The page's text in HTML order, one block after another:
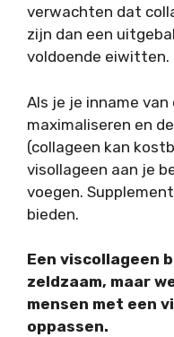
verwachten dat
zijn dan een
voldoende eiwitten.
Als je je inname
maximaliseren en
(collageen kan
visollageen aan je
voegen.
bieden.
Een viscollageen
zeldzaam, maar
mensen met een
oppassen.